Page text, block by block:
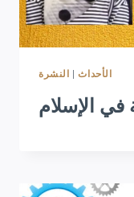
الأحداث| النشرة
في الإسلام